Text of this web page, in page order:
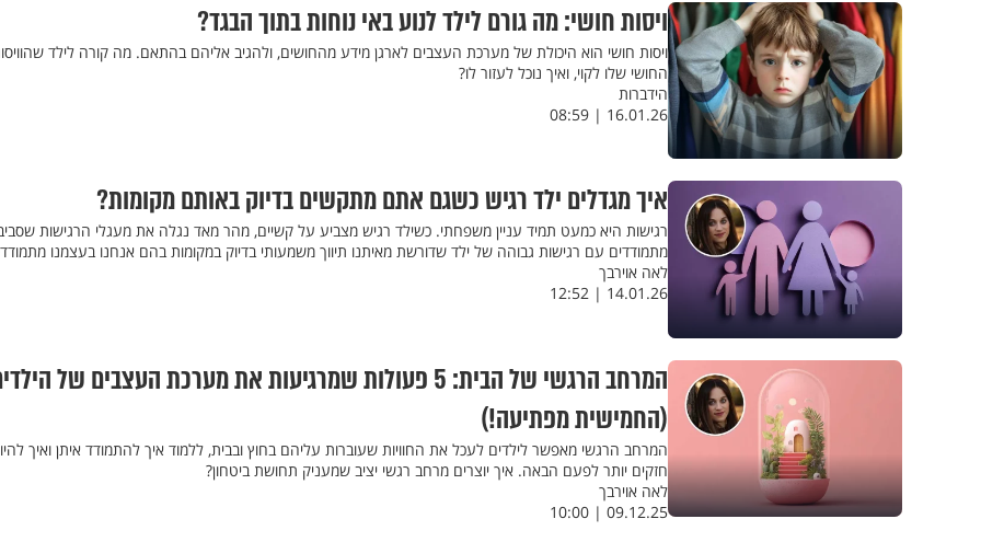
ויסות חושי: מה גורם לילד לנוע באי נוחות בתוך הבגד?
ויסות חושי הוא היכולת של מערכת העצבים לארגן מידע מהחושים, ולהגיב אליהם בהתאם. מה קורה לילד
החושי שלו לקוי, ואיך נוכל לעזור לו?
הידברות
16.01.26 | 08:59
איך מגדלים ילד רגיש כשגם אתם מתקשים בדיוק באותם מקומות?
רגישות היא כמעט תמיד עניין משפחתי. כשילד רגיש מצביע על קשיים, מהר מאד נגלה את מעגלי הרגישות
מתמודדים עם רגישות גבוהה של ילד שדורשת מאיתנו תיווך משמעותי בדיוק במקומות בהם אנחנו בעצמנו
לאה אוירבך
14.01.26 | 12:52
המרחב הרגשי של הבית: 5 פעולות שמרגיעות את מערכת העצבים של
(החמישית מפתיעה!)
המרחב הרגשי מאפשר לילדים לעכל את החוויות שעוברות עליהם בחוץ ובבית, ללמוד איך להתמודד איתן ואיך
חזקים יותר לפעם הבאה. איך יוצרים מרחב רגשי יציב שמעניק תחושת ביטחון?
לאה אוירבך
09.12.25 | 10:00